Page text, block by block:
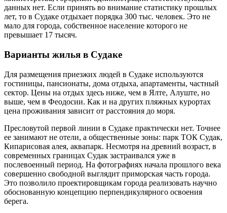
данных нет. Если принять во внимание статистику прошлых
лет, то в Судаке отдыхает порядка 300 тыс. человек. Это не
мало для города, собственное население которого не
превышает 17 тысяч.
Варианты жилья в Судаке
Для размещения приезжих людей в Судаке используются
гостиницы, пансионаты, дома отдыха, апартаменты, частный
сектор. Цены на отдых здесь ниже, чем в Ялте, Алуште, но
выше, чем в Феодосии. Как и на других пляжных курортах
цена проживания зависит от расстояния до моря.
Пресловутой первой линии в Судаке практически нет. Точнее
ее занимают не отели, а общественные зоны: парк ТОК Судак,
Кипарисовая алея, аквапарк. Несмотря на древний возраст, в
современных границах Судак застраивался уже в
послевоенный период. На фотографиях начала прошлого века
совершенно свободной выглядит приморская часть города.
Это позволило проектировщикам города реализовать научно
обоснованную концепцию перпендикулярного освоения
берега.